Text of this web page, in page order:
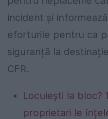
incident și
eforturile pentru ca
siguranță la
CFR.
Locuiești la bloc?
proprietari le